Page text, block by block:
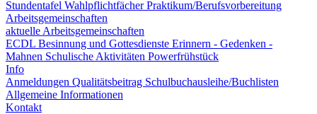
Stundentafel WahlpflichtfächerPraktikum/Berufsvorbereitung
Arbeitsgemeinschaften
aktuelle Arbeitsgemeinschaften
ECDL Besinnung und Gottesdienste Erinnern - Gedenken -
Mahnen Schulische Aktivitäten Powerfrühstück
Info
Anmeldungen Qualitätsbeitrag Schulbuchausleihe/Buchlisten
Allgemeine Informationen
Kontakt